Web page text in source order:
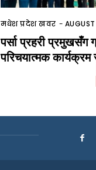
मधेश प्रदेश खवर -
पर्सा प्रहरी प्रमुखसँग
परिचयात्मक कार्यक्रम